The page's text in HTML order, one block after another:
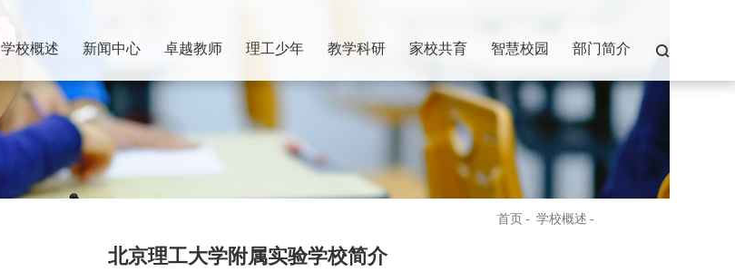
学校概述 新闻中心 卓越教师 理工少年 教学科研 家校共育 智慧校园 部门简介
首页- 学校概述 -
北京理工大学附属实验学校简介